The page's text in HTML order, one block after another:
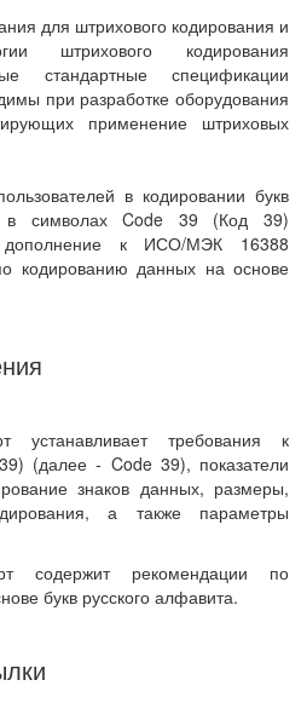
для штрихового кодирования и
штрихового кодирования
стандартные спецификации
при разработке оборудования
применение штриховых
в кодировании букв
в символах Code 39 (Код 39)
дополнение к ИСО/МЭК 16388
кодированию данных на основе
устанавливает требования к
(далее - Code 39), показатели
знаков данных, размеры,
а также параметры
содержит рекомендации по
букв русского алфавита.